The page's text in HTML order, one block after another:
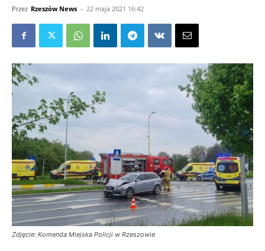
Przez Rzeszów News - 22 maja 2021 16:42
Zdjęcie: Komenda Miejska Policji w Rzeszowie